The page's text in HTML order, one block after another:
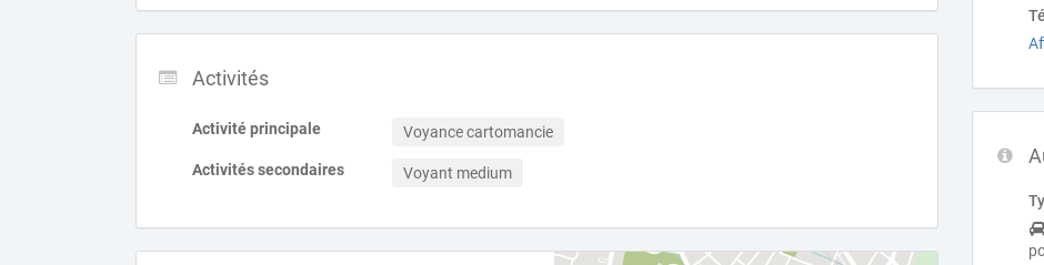
Activités
Activité principale Voyance cartomancie
Activités secondaires Voyant medium